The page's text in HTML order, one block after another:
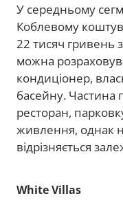
У середньому
Коблевому
22 тисяч гривень
можна
кондиціонер,
басейну. Частина
ресторан,
живлення, однак
відрізняється
White Villas